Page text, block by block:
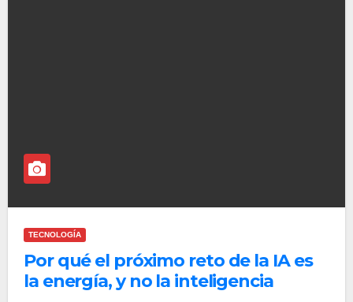
TECNOLOGÍA
Por qué el próximo reto de la IA es
la energía, y no la inteligencia